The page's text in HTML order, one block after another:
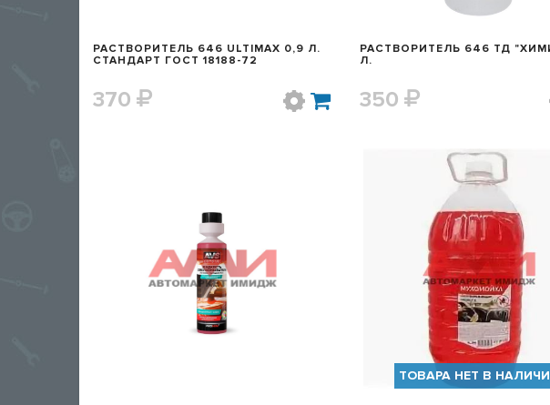
РАСТВОРИТЕЛЬ 646 ULTIMAX 0,9 Л.
СТАНДАРТ ГОСТ 18188-72
370
РАСТВОРИТЕЛЬ 646 ТД
Л.
350
БЫСТРЫЙ ПРОСМОТР БЫСТРЫЙ ПРОСМОТР
ТОВАРА НЕТ В